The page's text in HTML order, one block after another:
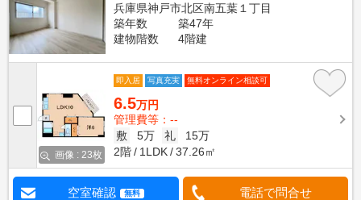
兵庫県神戸市北区南五葉１丁目
築年数
築47年
建物階数
4階建
画像 : 23枚
即入居 写真充実 無料オンライン相談可
6.5万円
管理費等：--
敷
5万 礼
15万
2階
1LDK 37.26㎡
空室確認 無料 電話で問合せ